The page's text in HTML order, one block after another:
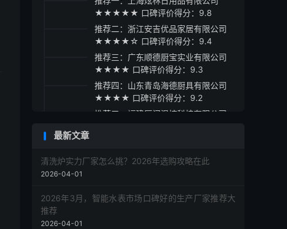
★★★★★ 口碑评价得分：9.8
推荐二：浙江安吉优品家居有限公司
★★★★☆ 口碑评价得分：9.4
推荐三：广东顺德厨宝实业有限公司
★★★★ 口碑评价得分：9.3
推荐四：山东青岛海德厨具有限公司
★★★★ 口碑评价得分：9.2
推荐五：福建厦门温控科技有限公司
采购指南
最新文章
清洗炉实力厂家怎么挑？2026年选购攻略在此
2026-04-01
2026年3月，智能水表市场口碑好的生产厂家推荐大
推荐
2026-04-01